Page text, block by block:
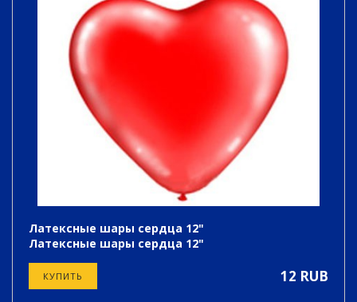
Латексные шары сердца 12"
Латексные шары сердца 12"
КУПИТЬ 12 RUB